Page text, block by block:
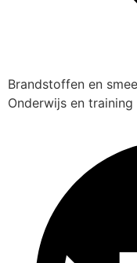
Brandstoffen en
Onderwijs en training